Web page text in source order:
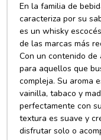
En la familia de
caracteriza por su
es un whisky
de las marcas más
Con un contenido
para aquellos que
compleja. Su aroma
vainilla, tabaco y
perfectamente con
textura es suave y
disfrutar solo o